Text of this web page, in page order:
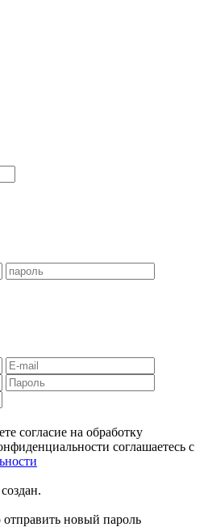
согласие на обработку
соглашаетесь с
новый пароль